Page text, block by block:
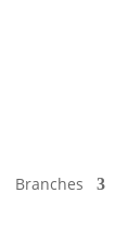
Branches